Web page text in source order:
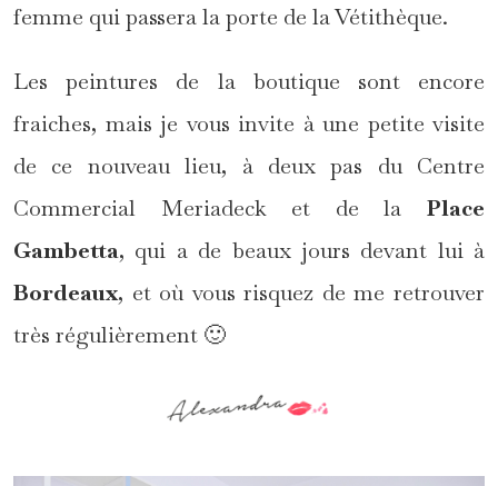
femme qui passera la porte de la Vétithèque.
Les peintures de la boutique sont encore
fraiches, mais je vous invite à une petite visite
de ce nouveau lieu, à deux pas du Centre
Commercial Meriadeck et de la Place
Gambetta, qui a de beaux jours devant lui à
Bordeaux, et où vous risquez de me retrouver
très régulièrement 🙂